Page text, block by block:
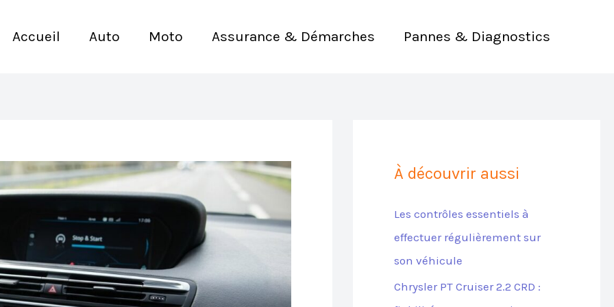
Accueil Auto Moto Assurance & Démarches Pannes & Diagnostics
À découvrir aussi
Les contrôles essentiels à
effectuer régulièrement sur
son véhicule
Chrysler PT Cruiser 2.2 CRD :